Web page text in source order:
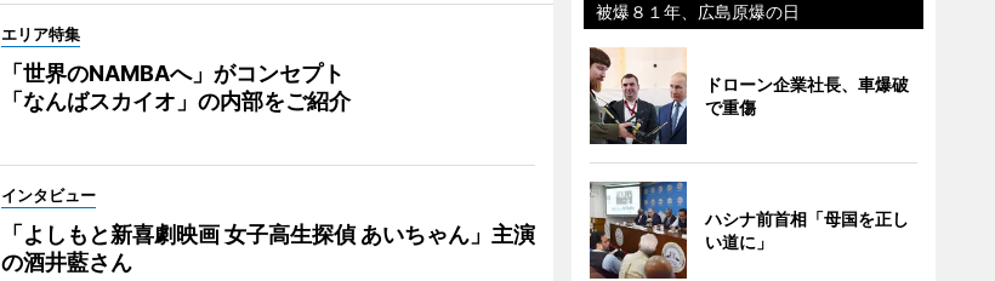
エリア特集
「世界のNAMBAへ」がコンセプト
「なんばスカイオ」の内部をご紹介
インタビュー
「よしもと新喜劇映画 女子高生探偵 あいちゃん」主演
の酒井藍さん
被爆８１年、広島原爆の日
ドローン企業社長、車爆破
で重傷
ハシナ前首相「母国を正し
い道に」